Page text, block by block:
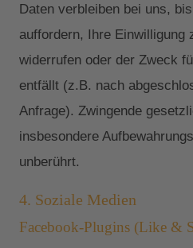
Daten verbleiben bei uns,
auffordern, Ihre Einwilligung
widerrufen oder der Zweck
entfällt (z.B. nach
Anfrage). Zwingende
insbesondere
unberührt.
4. Soziale Medien
Facebook-Plugins (Like &